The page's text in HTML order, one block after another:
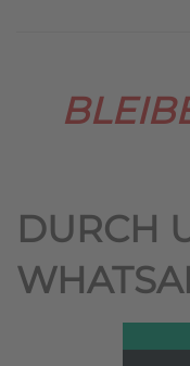
DURCH